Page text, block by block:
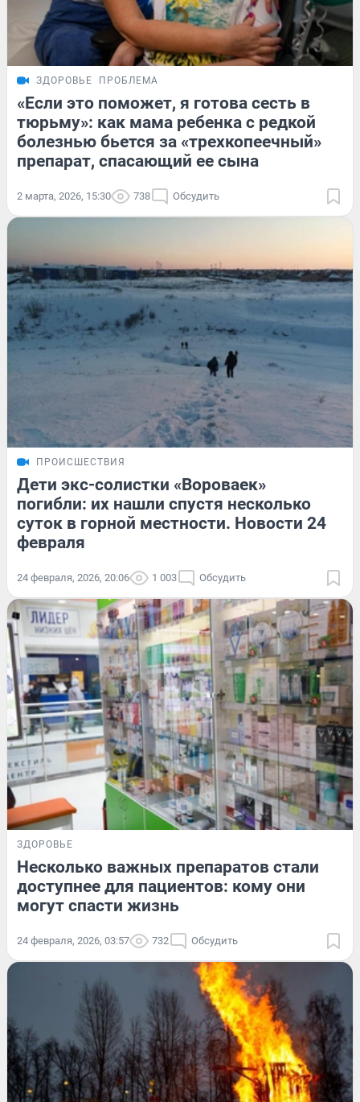
ЗДОРОВЬЕ ПРОБЛЕМА
«Если это поможет, я готова сесть в
тюрьму»: как мама ребенка с редкой
болезнью бьется за «трехкопеечный»
препарат, спасающий ее сына
2 марта, 2026, 15:30 738 Обсудить
ПРОИСШЕСТВИЯ
Дети экс-солистки «Вороваек»
погибли: их нашли спустя несколько
суток в горной местности. Новости 24
февраля
24 февраля, 2026, 20:06 1 003 Обсудить
ЗДОРОВЬЕ
Несколько важных препаратов стали
доступнее для пациентов: кому они
могут спасти жизнь
24 февраля, 2026, 03:57 732 Обсудить